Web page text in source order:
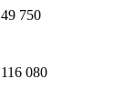
49 750
116 080